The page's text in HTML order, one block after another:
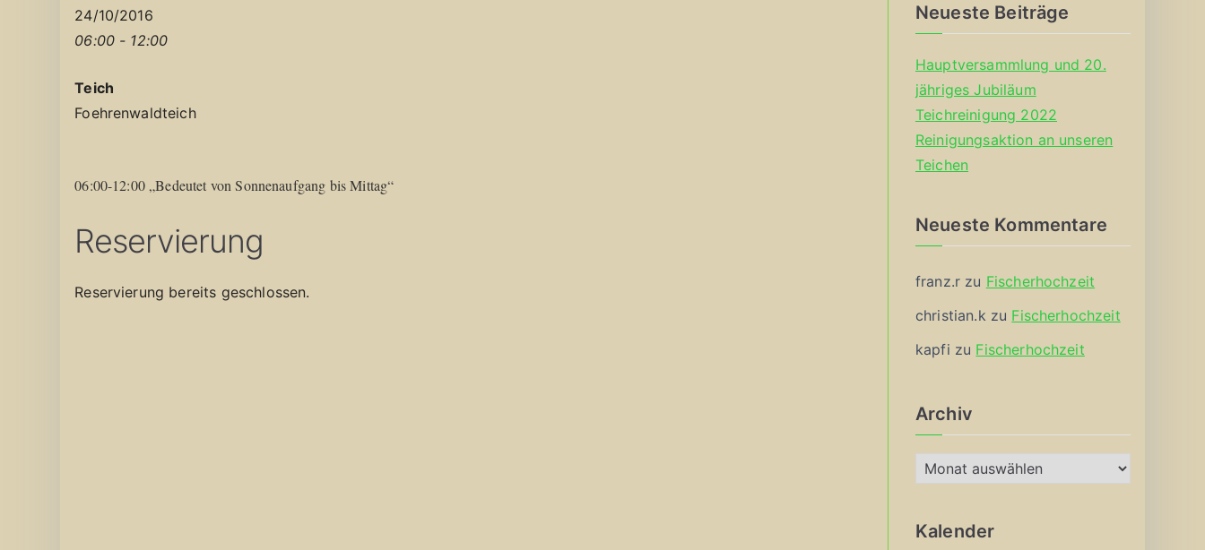
24/10/2016
06:00 - 12:00
Teich
Foehrenwaldteich
06:00-12:00 „Bedeutet von Sonnenaufgang bis Mittag“
Reservierung
Reservierung bereits geschlossen.
Neueste Beiträge
Hauptversammlung und 20.
jähriges Jubiläum
Teichreinigung 2022
Reinigungsaktion an unseren
Teichen
Neueste Kommentare
franz.r zu Fischerhochzeit
christian.k zu Fischerhochzeit
kapfi zu Fischerhochzeit
Archiv
r
h
Kalender